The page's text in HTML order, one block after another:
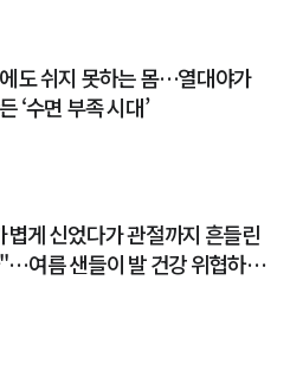
도 쉬지 못하는 몸…열대야가
‘수면 부족 시대’
볍게 신었다가 관절까지 흔들린
여름 샌들이 발 건강 위협하는